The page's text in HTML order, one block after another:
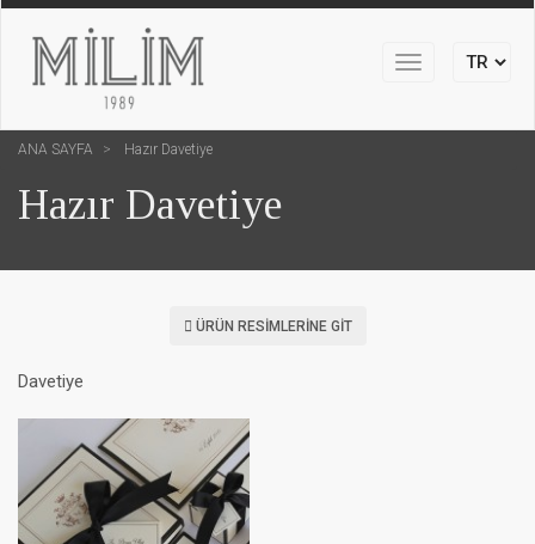
Toggle
ANA SAYFA Hazır Davetiye
Hazır Davetiye
ÜRÜN RESIMLERINE GIT
Davetiye